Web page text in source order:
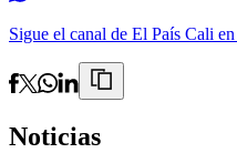
Sigue el canal de El País Cali
Noticias